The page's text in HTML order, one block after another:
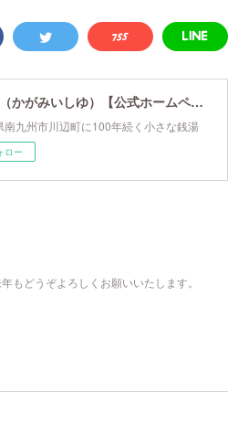
鏡石湯（かがみいしゆ）【公式ホームページ】
南九州市川辺町に100年続く小さな銭湯
ロー
もどうぞよろしくお願いいたします。